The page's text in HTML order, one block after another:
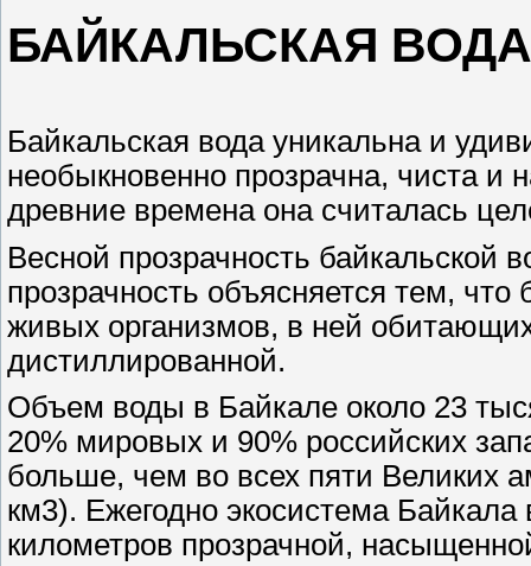
БАЙКАЛЬСКАЯ ВОДА
Байкальская вода уникальна и
необыкновенно прозрачна, чиста
древние времена она считалась
Весной прозрачность байкальской
прозрачность объясняется тем, что
живых организмов, в ней
дистиллированной.
Объем воды в Байкале около 23
20% мировых и 90% российских
больше, чем во всех пяти Великих
км3). Ежегодно экосистема Байкала
километров прозрачной,